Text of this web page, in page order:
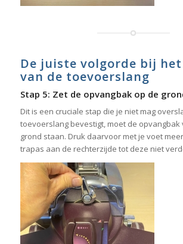
De juiste volgorde bij
van de toevoerslang
Stap 5: Zet de opvangbak op de
Dit is een cruciale stap die je niet mag
toevoerslang bevestigt, moet de opvangbak
grond staan. Druk daarvoor met je voet
trapas aan de rechterzijde tot deze niet